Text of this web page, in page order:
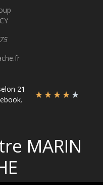
21
★★★★★
MARIN